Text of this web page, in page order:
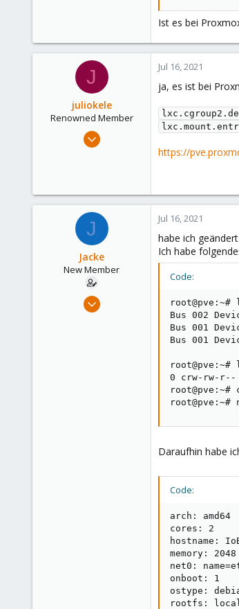
Ist es bei
J
juliokele
Renowned Member
Nov 25, 2016
Jul 16, 2021
ja, es ist bei
https://
J
Jacke
New Member
Jun 30, 2021
Jul 16, 2021
habe ich
Ich habe
Code:
root@pve:~#
Bus 002
Bus 001
Bus 001
0 crw-rw-r--
root@pve:~#
Daraufhin habe
Code:
arch: amd64
cores: 2
hostname:
memory: 2048
net0:
onboot: 1
ostype:
rootfs: